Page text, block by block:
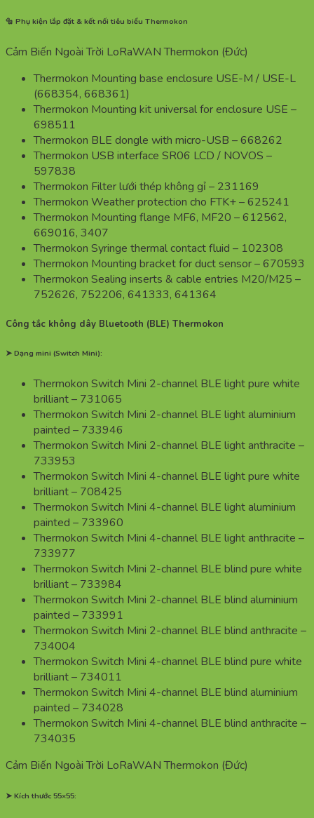
🔩 Phụ kiện lắp đặt & kết nối tiêu biểu Thermokon
Cảm Biến Ngoài Trời LoRaWAN Thermokon (Đức)
Thermokon Mounting base enclosure USE-M / USE-L
(668354, 668361)
Thermokon Mounting kit universal for enclosure USE –
698511
Thermokon BLE dongle with micro-USB – 668262
Thermokon USB interface SR06 LCD / NOVOS –
597838
Thermokon Filter lưới thép không gỉ – 231169
Thermokon Weather protection cho FTK+ – 625241
Thermokon Mounting flange MF6, MF20 – 612562,
669016, 3407
Thermokon Syringe thermal contact fluid – 102308
Thermokon Mounting bracket for duct sensor – 670593
Thermokon Sealing inserts & cable entries M20/M25 –
752626, 752206, 641333, 641364
Công tắc không dây Bluetooth (BLE) Thermokon
➤ Dạng mini (Switch Mini):
Thermokon Switch Mini 2-channel BLE light pure white
brilliant – 731065
Thermokon Switch Mini 2-channel BLE light aluminium
painted – 733946
Thermokon Switch Mini 2-channel BLE light anthracite –
733953
Thermokon Switch Mini 4-channel BLE light pure white
brilliant – 708425
Thermokon Switch Mini 4-channel BLE light aluminium
painted – 733960
Thermokon Switch Mini 4-channel BLE light anthracite –
733977
Thermokon Switch Mini 2-channel BLE blind pure white
brilliant – 733984
Thermokon Switch Mini 2-channel BLE blind aluminium
painted – 733991
Thermokon Switch Mini 2-channel BLE blind anthracite –
734004
Thermokon Switch Mini 4-channel BLE blind pure white
brilliant – 734011
Thermokon Switch Mini 4-channel BLE blind aluminium
painted – 734028
Thermokon Switch Mini 4-channel BLE blind anthracite –
734035
Cảm Biến Ngoài Trời LoRaWAN Thermokon (Đức)
➤ Kích thước 55×55: